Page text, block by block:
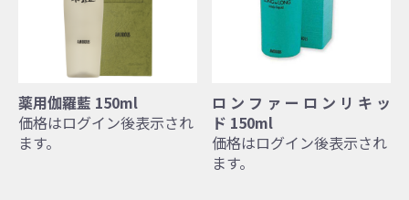
薬用伽羅藍 150ml
価格はログイン後表示され
ます。
ロ ン フ ァ ー ロ ン リ キ ッ
ド 150ml
価格はログイン後表示され
ます。